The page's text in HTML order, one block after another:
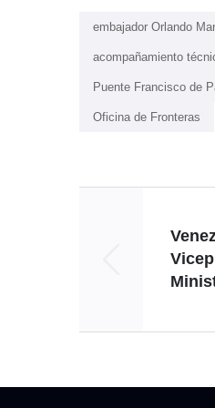
embajador Orlando
acompañamiento
Puente Francisco de
Oficina de Fronteras